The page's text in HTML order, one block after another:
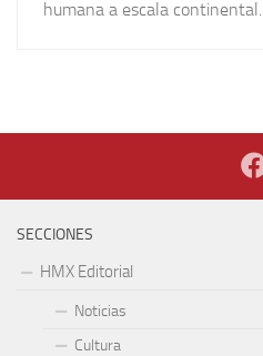
humana a escala continental.
SECCIONES
HMX Editorial
Noticias
Cultura